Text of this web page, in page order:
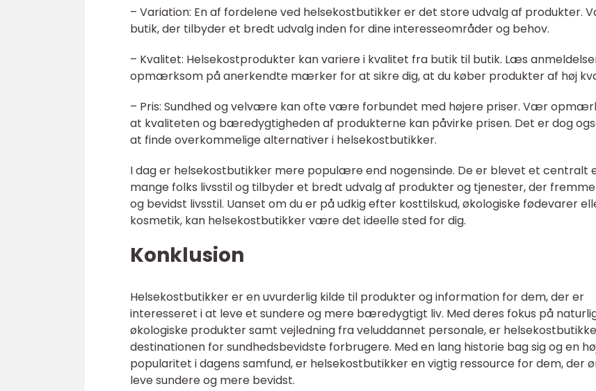
– Variation: En af fordelene ved helsekostbutikker er det store udvalg af produkter.
butik, der tilbyder et bredt udvalg inden for dine interesseområder og behov.
– Kvalitet: Helsekostprodukter kan variere i kvalitet fra butik til butik. Læs
opmærksom på anerkendte mærker for at sikre dig, at du køber produkter af høj
– Pris: Sundhed og velvære kan ofte være forbundet med højere priser. Vær
at kvaliteten og bæredygtigheden af produkterne kan påvirke prisen. Det er dog
at finde overkommelige alternativer i helsekostbutikker.
I dag er helsekostbutikker mere populære end nogensinde. De er blevet et centralt
mange folks livsstil og tilbyder et bredt udvalg af produkter og tjenester, der
og bevidst livsstil. Uanset om du er på udkig efter kosttilskud, økologiske fødevarer
kosmetik, kan helsekostbutikker være det ideelle sted for dig.
Konklusion
Helsekostbutikker er en uvurderlig kilde til produkter og information for dem, der er
interesseret i at leve et sundere og mere bæredygtigt liv. Med deres fokus på
økologiske produkter samt vejledning fra veluddannet personale, er
destinationen for sundhedsbevidste forbrugere. Med en lang historie bag sig og en
popularitet i dagens samfund, er helsekostbutikker en vigtig ressource for dem, der
leve sundere og mere bevidst.